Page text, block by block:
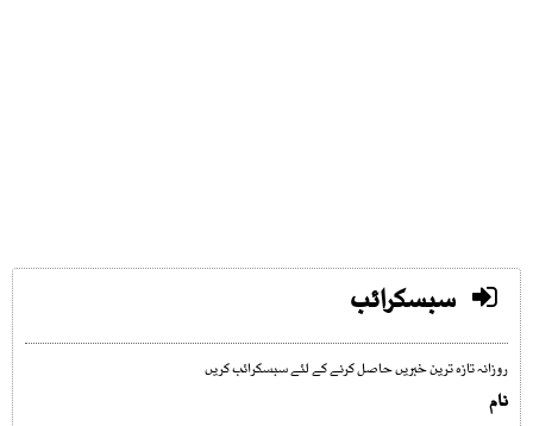
سبسکرائب
روزانہ تازہ ترین خبریں حاصل کرنے کے لئے سبسکرائب کریں
نام